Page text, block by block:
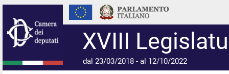
XVIII
dal 23/03/2018 - al 12/10/2022